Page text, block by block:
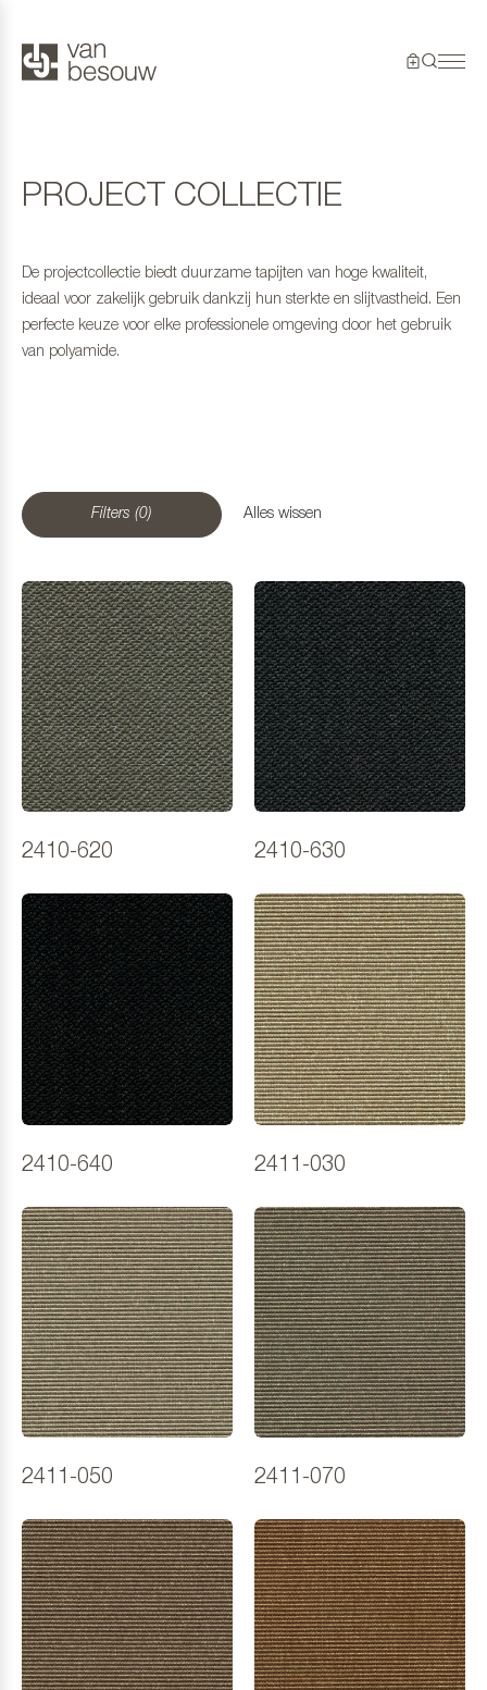
PROJECT COLLECTIE
De projectcollectie biedt duurzame tapijten van hoge kwaliteit,
ideaal voor zakelijk gebruik dankzij hun sterkte en slijtvastheid. Een
perfecte keuze voor elke professionele omgeving door het gebruik
van polyamide.
Filters (0) Alles wissen
2410-620 2410-630
2410-640 2411-030
2411-050 2411-070